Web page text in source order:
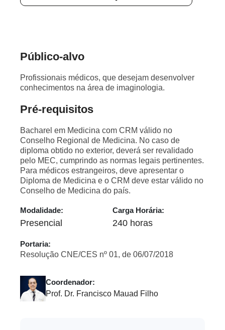
Público-alvo
Profissionais médicos, que desejam desenvolver
conhecimentos na área de imaginologia.
Pré-requisitos
Bacharel em Medicina com CRM válido no
Conselho Regional de Medicina. No caso de
diploma obtido no exterior, deverá ser revalidado
pelo MEC, cumprindo as normas legais pertinentes.
Para médicos estrangeiros, deve apresentar o
Diploma de Medicina e o CRM deve estar válido no
Conselho de Medicina do país.
Modalidade:
Presencial
Carga Horária:
240 horas
Portaria:
Resolução CNE/CES nº 01, de 06/07/2018
Coordenador:
Prof. Dr. Francisco Mauad Filho